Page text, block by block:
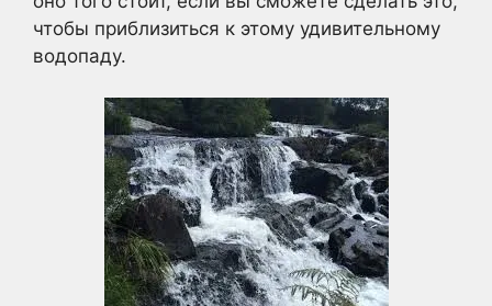
чтобы приблизиться к этому удивительному
водопаду.